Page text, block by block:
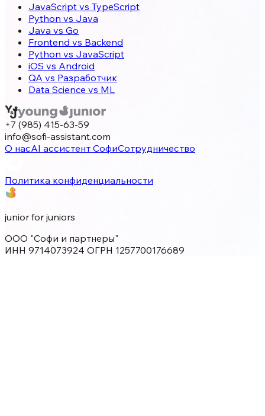
JavaScript vs TypeScript
Python vs Java
Java vs Go
Frontend vs Backend
Python vs JavaScript
iOS vs Android
QA vs Разработчик
Data Science vs ML
+7 (985) 415-63-59
info@sofi-assistant.com
О насAI ассистент СофиСотрудничество
Политика конфиденциальности
junior for juniors
ООО "Софи и партнеры"
ИНН 9714073924 ОГРН 1257700176689